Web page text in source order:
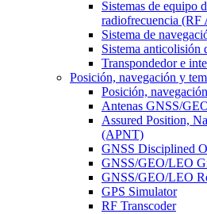
Sistemas de equipo
radiofrecuencia (RF
Sistema de
Sistema
Transpondedor e
Posición, navegación y
Posición,
Antenas GNSS/
Assured Position,
(APNT)
GNSS Disciplined
GNSS/GEO/LEO
GNSS/GEO/LEO
GPS Simulator
RF Transcoder